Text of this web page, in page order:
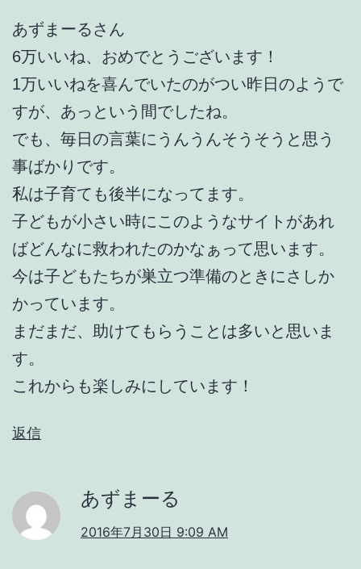
あずまーるさん
6万いいね、おめでとうございます！
1万いいねを喜んでいたのがつい昨日のようで
すが、あっという間でしたね。
でも、毎日の言葉にうんうんそうそうと思う
事ばかりです。
私は子育ても後半になってます。
子どもが小さい時にこのようなサイトがあれ
ばどんなに救われたのかなぁって思います。
今は子どもたちが巣立つ準備のときにさしか
かっています。
まだまだ、助けてもらうことは多いと思いま
す。
これからも楽しみにしています！
返信
あずまーる
2016年7月30日 9:09 AM